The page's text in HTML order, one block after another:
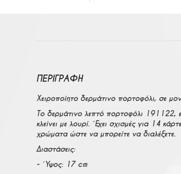
ΠΕΡΙΓΡΑΦΉ
Χειροποίητo δερμάτινο πορτοφόλι, σε
Το δερμάτινο λεπτό πορτοφόλι 191122,
κλείνει με λουρί. Έχει σχισμές για 14
χρώματα ώστε να μπορείτε να διαλέξετε.
Διαστάσεις:
- Ύψος: 17 cm